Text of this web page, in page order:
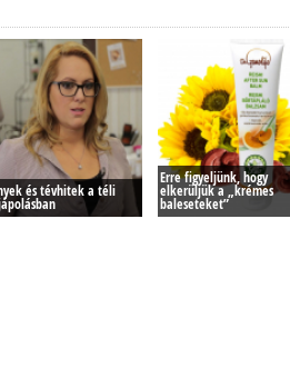
és tévhitek a téli
Erre figyeljünk, hogy
elkerüljük a „krémes
baleseteket”